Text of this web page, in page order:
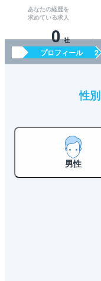
あなたの経歴を
求めている求人
0 社
プロフィール
性別
男性